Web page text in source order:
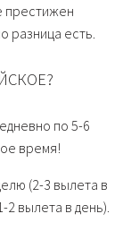
престижен
разница есть.
по 5-6
время!
(2-3 вылета в
вылета в день).